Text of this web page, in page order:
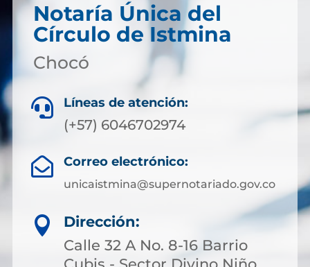
Notaría Única del
Círculo de Istmina
Chocó
 Líneas de atención:
(+57) 6046702974
 Correo electrónico:
unicaistmina@supernotariado.gov.co

Dirección:
Calle 32 A No. 8-16 Barrio